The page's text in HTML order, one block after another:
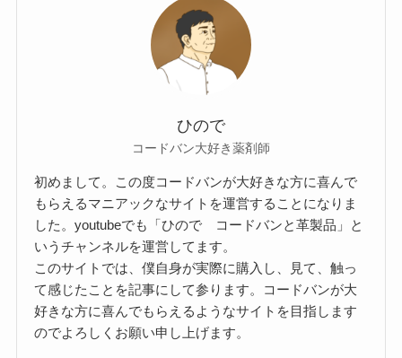
ひので
コードバン大好き薬剤師
初めまして。この度コードバンが大好きな方に喜んで
もらえるマニアックなサイトを運営することになりま
した。youtubeでも「ひので コードバンと革製品」と
いうチャンネルを運営してます。
このサイトでは、僕自身が実際に購入し、見て、触っ
て感じたことを記事にして参ります。コードバンが大
好きな方に喜んでもらえるようなサイトを目指します
のでよろしくお願い申し上げます。